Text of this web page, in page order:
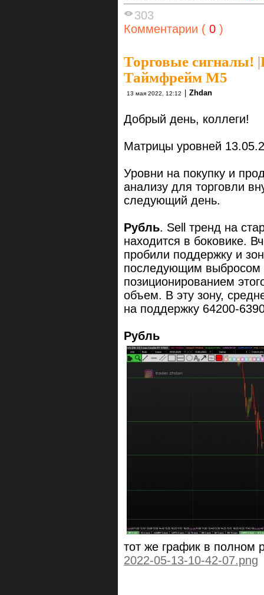
303
Комментарии ( 0 )
Торговые сигналы! |
Таймфрейм М5
13 мая 2022, 12:12 Zhdan
Добрый день, коллеги!
Матрицы уровней
Уровни на покупку и
анализу для торговли
следующий день.
Рубль. Sell тренд на
находится в боковике.
пробили поддержку и
последующим выбросом
позиционированием
объем. В эту зону,
на поддержку 64200-
Рубль
тот же график в
2022-05-13-10-42-07.png